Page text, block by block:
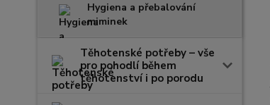
Hygiena a přebalování
miminek
Těhotenské potřeby – vše
pro pohodlí během
těhotenství i po porodu